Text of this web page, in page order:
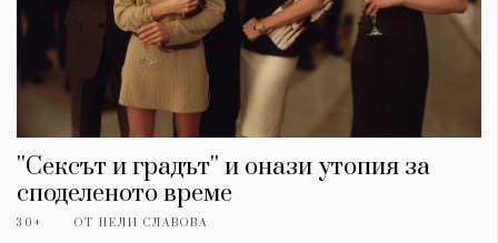
''Сексът и градът'' и онази утопия за
споделеното време
30+ ОТ НЕЛИ СЛАВОВА